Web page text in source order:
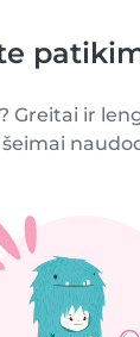
Greitai ir